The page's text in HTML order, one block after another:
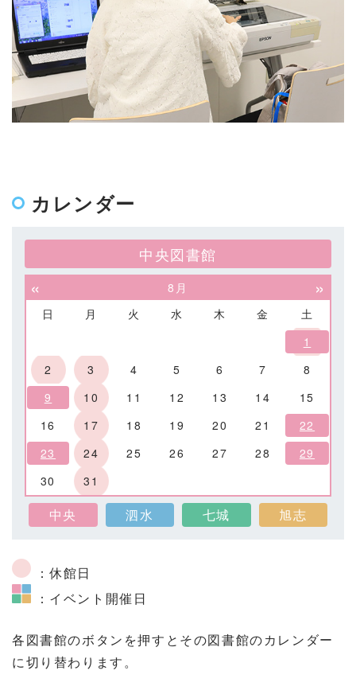
カレンダー
中央図書館
« 8月 »
日 月 火 水 木 金
土
1
2
3 4 5 6 7
8
9
10 11 12 13 14
15
16
17 18 19 20 21
22
23
24 25 26 27 28
29
30
31
中央 泗水 七城 旭志
：休館日
：イベント開催日
各図書館のボタンを押すとその図書館のカレンダー
に切り替わります。